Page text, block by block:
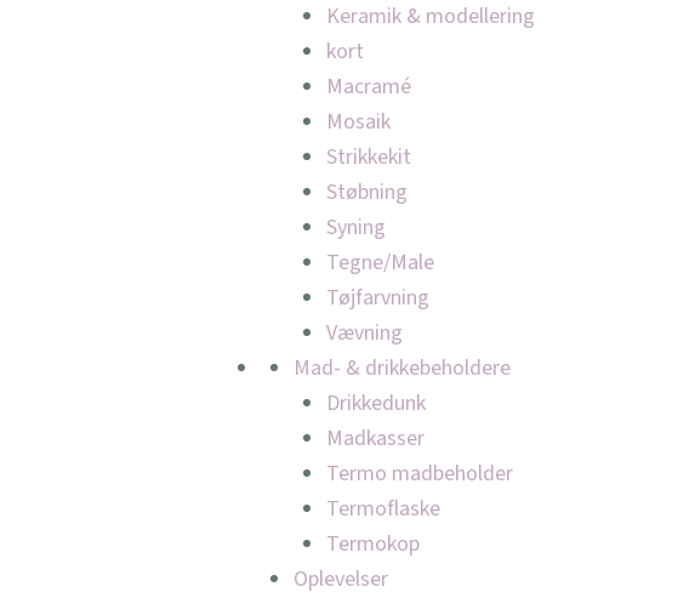
Keramik & modellering
kort
Macramé
Mosaik
Strikkekit
Støbning
Syning
Tegne/Male
Tøjfarvning
Vævning
Mad- & drikkebeholdere
Drikkedunk
Madkasser
Termo madbeholder
Termoflaske
Termokop
Oplevelser